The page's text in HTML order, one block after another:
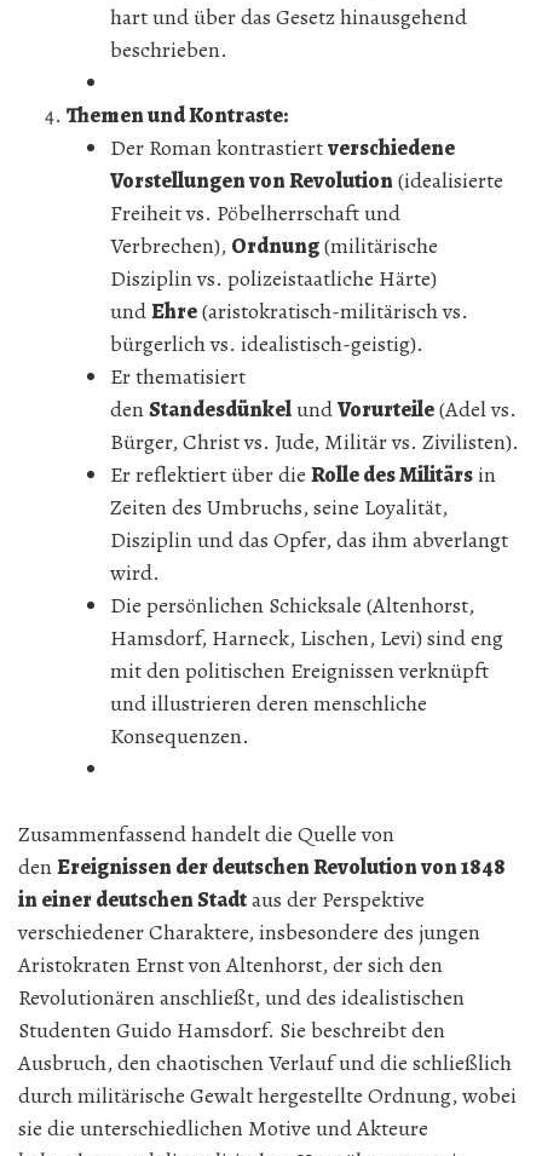
hart und über das Gesetz hinausgehend
beschrieben.
Themen und Kontraste:
Der Roman kontrastiertverschiedene
Vorstellungen von Revolution (idealisierte
Freiheit vs. Pöbelherrschaft und
Verbrechen), Ordnung(militärische
Disziplin vs. polizeistaatliche Härte)
undEhre(aristokratisch-militärisch vs.
bürgerlich vs. idealistisch-geistig).
Er thematisiert
denStandesdünkelundVorurteile(Adel vs.
Bürger, Christ vs. Jude, Militär vs. Zivilisten).
Er reflektiert über die Rolle des Militärsin
Zeiten des Umbruchs, seine Loyalität,
Disziplin und das Opfer, das ihm abverlangt
wird.
Die persönlichen Schicksale (Altenhorst,
Hamsdorf, Harneck, Lischen, Levi) sind eng
mit den politischen Ereignissen verknüpft
und illustrieren deren menschliche
Konsequenzen.
Zusammenfassend handelt die Quelle von
denEreignissen der deutschen Revolution von 1848
in einer deutschen Stadtaus der Perspektive
verschiedener Charaktere, insbesondere des jungen
Aristokraten Ernst von Altenhorst, der sich den
Revolutionären anschließt, und des idealistischen
Studenten Guido Hamsdorf. Sie beschreibt den
Ausbruch, den chaotischen Verlauf und die schließlich
durch militärische Gewalt hergestellte Ordnung, wobei
sie die unterschiedlichen Motive und Akteure